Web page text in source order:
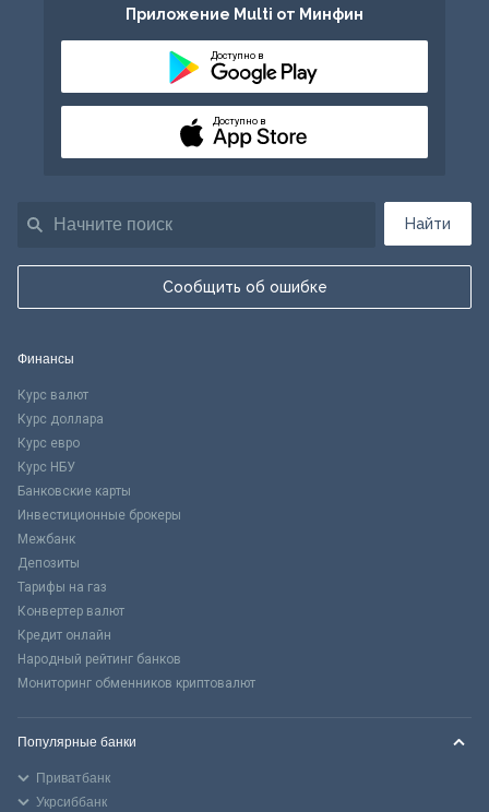
Найти
Сообщить об ошибке
Приложение Multi от Минфин
Доступно в
Доступно в
Финансы
Курс валют
Курс доллара
Курс евро
Курс НБУ
Банковские карты
Инвестиционные брокеры
Межбанк
Депозиты
Тарифы на газ
Конвертер валют
Кредит онлайн
Народный рейтинг банков
Мониторинг обменников криптовалют
Популярные банки
Приватбанк
Укрсиббанк